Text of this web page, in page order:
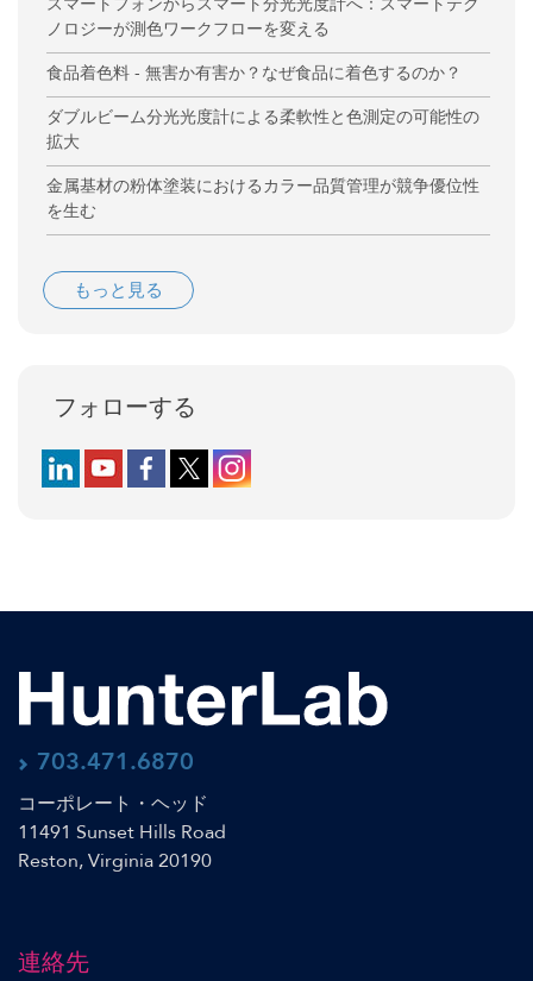
スマートフォンからスマート分光光度計へ：スマートテク
ノロジーが測色ワークフローを変える
食品着色料 - 無害か有害か？なぜ食品に着色するのか？
ダブルビーム分光光度計による柔軟性と色測定の可能性の
拡大
金属基材の粉体塗装におけるカラー品質管理が競争優位性
を生む
もっと見る
フォローする
Follow us on LinkedIn
Follow us on YouTube
Follow us on Facebook
Follow us on X (formerly Twitter)
Follow us on Instagram
703.471.6870
コーポレート・ヘッド
11491 Sunset Hills Road
Reston, Virginia 20190
連絡先